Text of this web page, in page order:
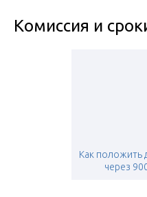
Комиссия и
Как положить
через